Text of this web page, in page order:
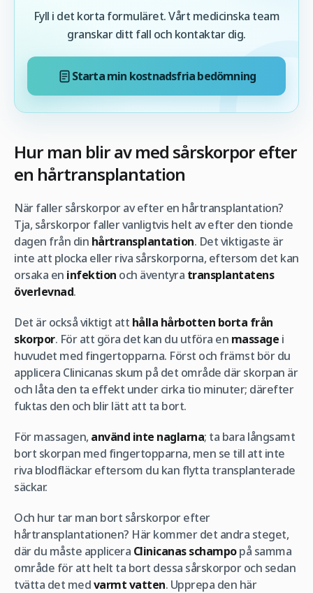
Fyll i det korta formuläret. Vårt medicinska team
granskar ditt fall och kontaktar dig.
Starta min kostnadsfria bedömning
Hur man blir av med sårskorpor efter
en hårtransplantation
När faller sårskorpor av efter en hårtransplantation?
Tja, sårskorpor faller vanligtvis helt av efter den tionde
dagen från din hårtransplantation. Det viktigaste är
inte att plocka eller riva sårskorporna, eftersom det kan
orsaka en infektion och äventyra transplantatens
överlevnad.
Det är också viktigt att hålla hårbotten borta från
skorpor. För att göra det kan du utföra en massage i
huvudet med fingertopparna. Först och främst bör du
applicera Clinicanas skum på det område där skorpan är
och låta den ta effekt under cirka tio minuter; därefter
fuktas den och blir lätt att ta bort.
För massagen, använd inte naglarna; ta bara långsamt
bort skorpan med fingertopparna, men se till att inte
riva blodfläckar eftersom du kan flytta transplanterade
säckar.
Och hur tar man bort sårskorpor efter
hårtransplantationen? Här kommer det andra steget,
där du måste applicera Clinicanas schampopå samma
område för att helt ta bort dessa sårskorpor och sedan
tvätta det medvarmt vatten. Upprepa den här